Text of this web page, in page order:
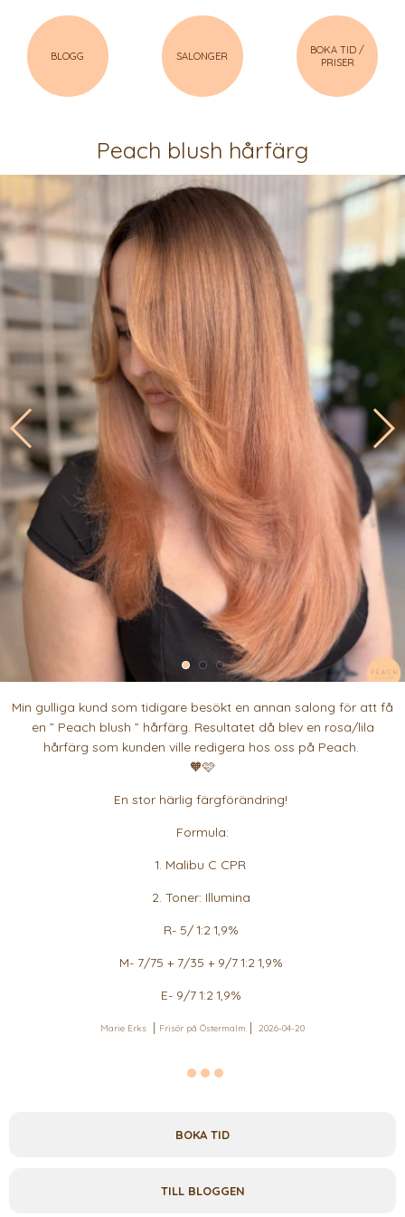
BLOGG SALONGER
BOKA TID /
PRISER
Peach blush hårfärg
Min gulliga kund som tidigare besökt en annan salong för att få
en ” Peach blush ” hårfärg. Resultatet då blev en rosa/lila
hårfärg som kunden ville redigera hos oss på Peach.
🧡🩷
En stor härlig färgförändring!
Formula:
1. Malibu C CPR
2. Toner: Illumina
R- 5/ 1:2 1,9%
M- 7/75 + 7/35 + 9/7 1:2 1,9%
E- 9/7 1:2 1,9%
Marie Erks Frisör på Östermalm 2026-04-20
BOKA TID
TILL BLOGGEN